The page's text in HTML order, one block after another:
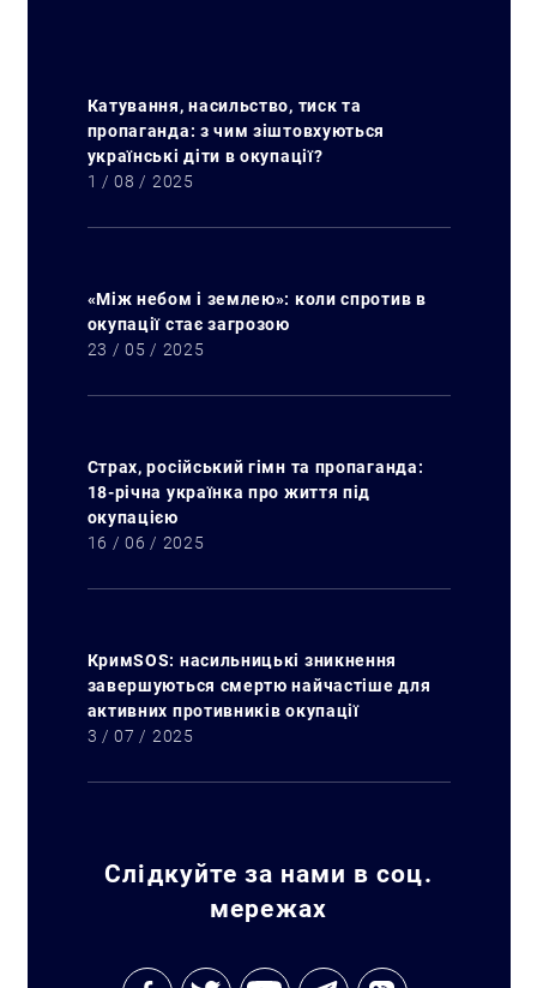
Катування, насильство, тиск та
пропаганда: з чим зіштовхуються
українські діти в окупації?
1 / 08 / 2025
«Між небом і землею»: коли спротив в
окупації стає загрозою
23 / 05 / 2025
Страх, російський гімн та пропаганда:
18-річна українка про життя під
окупацією
16 / 06 / 2025
КримSOS: насильницькі зникнення
завершуються смертю найчастіше для
активних противників окупації
3 / 07 / 2025
Слідкуйте за нами в соц.
мережах